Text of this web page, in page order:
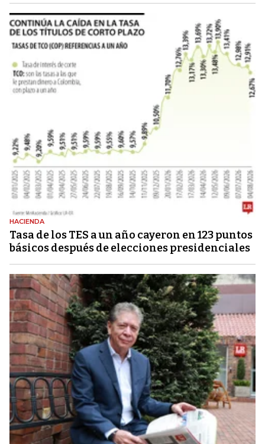
HACIENDA
Tasa de los TES a un año cayeron en 123 puntos
básicos después de elecciones presidenciales